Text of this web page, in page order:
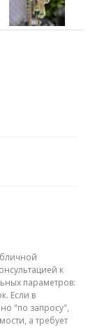
к
параметров:
Если в
"по запросу",
а требует